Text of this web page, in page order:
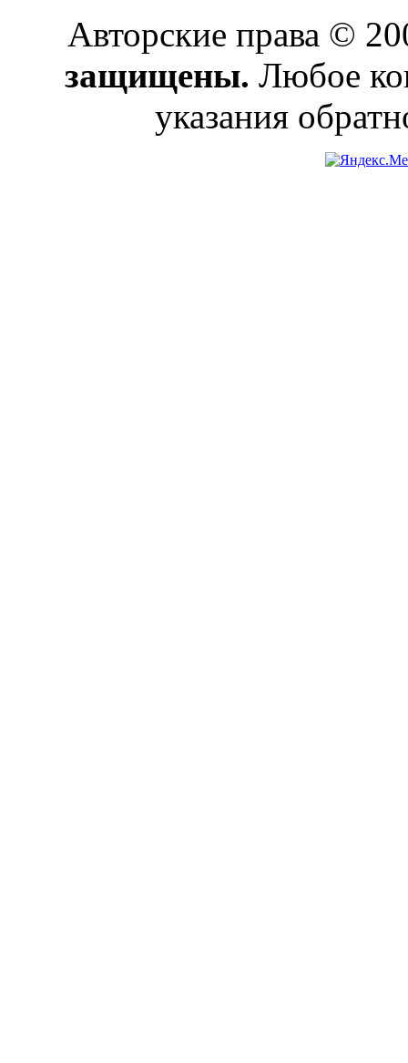
Авторские права ©
защищены. Любое
указания